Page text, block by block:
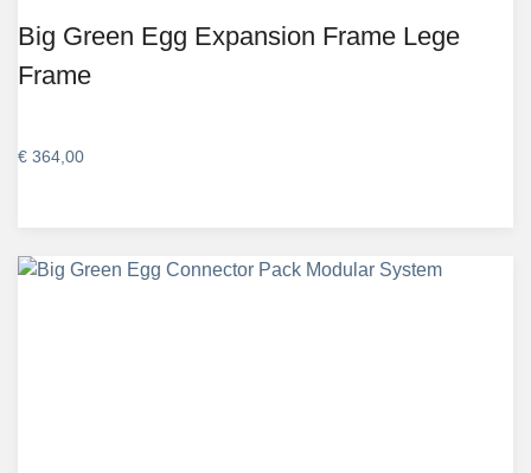
Big Green Egg Expansion Frame Lege
Frame
€ 364,00